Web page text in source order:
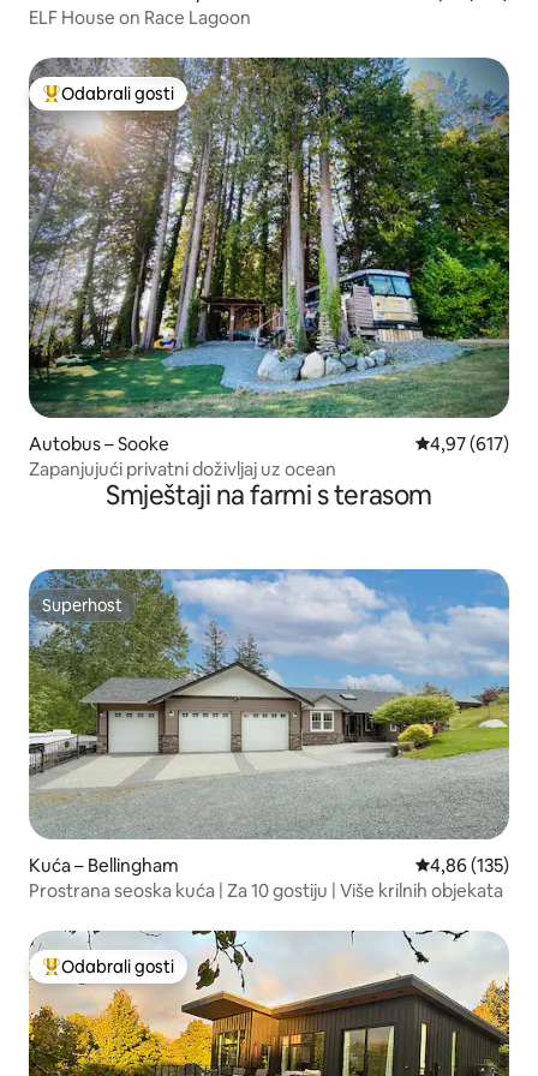
ELF House on Race Lagoon
Među najviše rangiranima s oznakom „Odabrali gosti”
Odabrali gosti
Autobus – Sooke Prosječna
4,97 (617)
Zapanjujući privatni doživljaj uz ocean
Smještaji na farmi s terasom
Superhost
Superhost
Kuća – Bellingham Prosječna
4,86 (135)
Prostrana seoska kuća | Za 10 gostiju | Više krilnih objekata
Među najviše rangiranima s oznakom „Odabrali gosti”
Odabrali gosti